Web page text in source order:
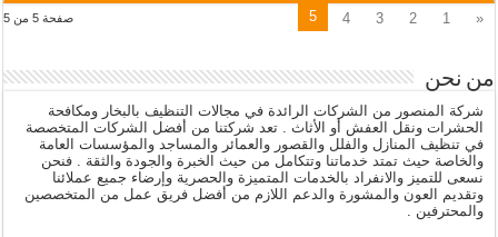
صفحة 5 من 5 «
1
2
3
4
5
من نحن
شركة المنصور من الشركات الرائدة في مجالات التنظيف بالبخار ومكافحة
الحشرات ونقل العفش أو الأثاث . تعد شركتنا من أفضل الشركات المتخصصة
في تنظيف المنازل والفلل والقصور والعمائر والمساجد والمؤسسات العامة
والخاصة حيث تمتد خدماتنا وتتكامل من حيث الخبرة والجودة والثقة . فنحن
نسعى للتميز والانفراد بالخدمات المتميزة والحصرية وإرضاء جميع عملائنا
وتقديم العون والمشورة والدعم اللازم من أفضل فريق عمل من المتخصصين
والمحترفين .